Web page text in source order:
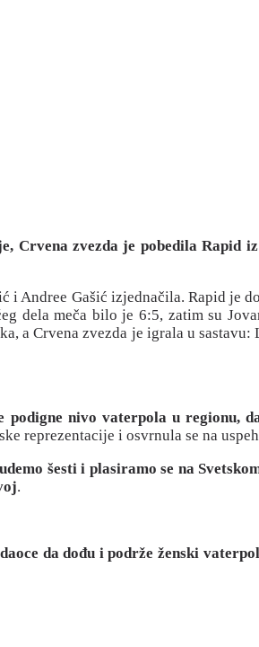
zvezda je pobedila Rapid
Andree Gašić izjednačila. Rapid je
dela meča bilo je 6:5, zatim su
a Crvena zvezda je igrala u
nivo vaterpola u regionu,
reprezentacije i osvrnula se na
šesti i plasiramo se na
.
da dođu i podrže ženski